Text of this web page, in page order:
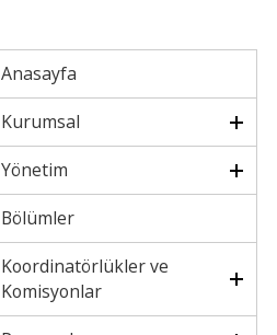
Anasayfa
Kurumsal
Yönetim
Bölümler
Koordinatörlükler ve
Komisyonlar